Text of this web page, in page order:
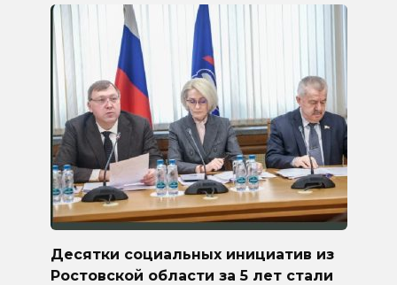
Десятки социальных инициатив из
Ростовской области за 5 лет стали